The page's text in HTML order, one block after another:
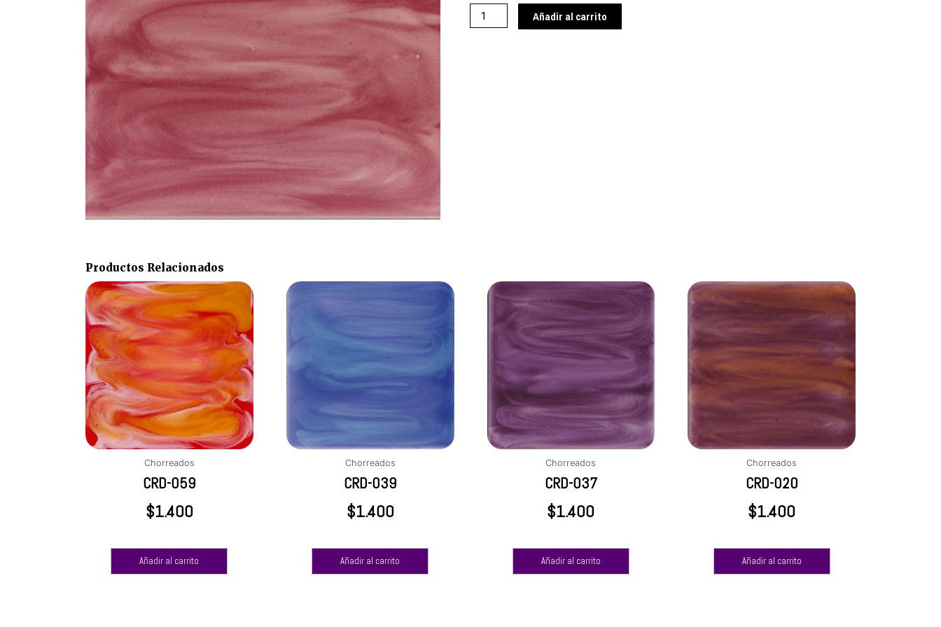
cantidad
Añadir al carrito
Productos Relacionados
Chorreados
CRD-059
$1.400
Añadir al carrito
Chorreados
CRD-039
$1.400
Añadir al carrito
Chorreados
CRD-037
$1.400
Añadir al carrito
Chorreados
CRD-020
$1.400
Añadir al carrito